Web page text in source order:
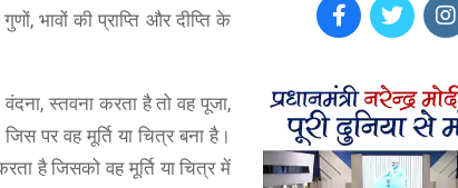
भावों की प्राप्ति और दीप्ति के
स्तवना करता है तो वह पूजा,
पर वह मूर्ति या चित्र बना है।
है जिसको वह मूर्ति या चित्र में